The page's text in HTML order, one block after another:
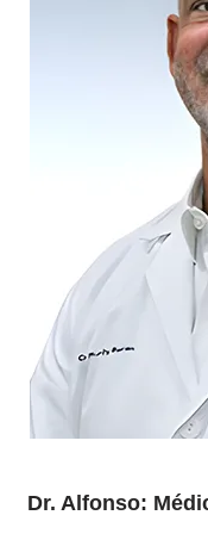
Dr. Alfonso: